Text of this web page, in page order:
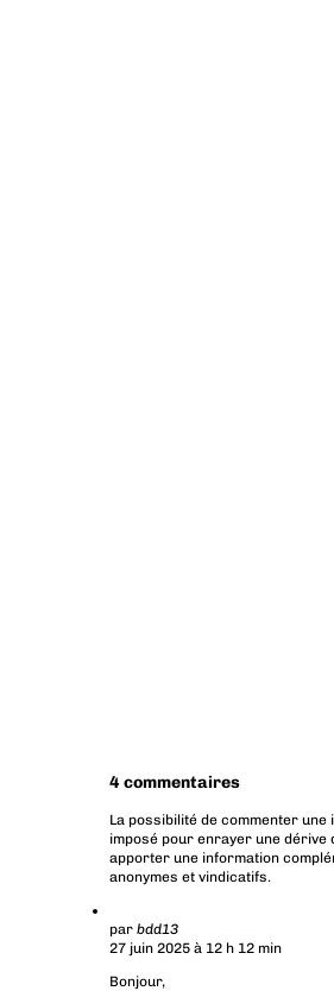
4 commentaires
La possibilité de commenter
imposé pour enrayer une
apporter une information
anonymes et vindicatifs.
par bdd13
27 juin 2025 à 12 h 12 min
Bonjour,